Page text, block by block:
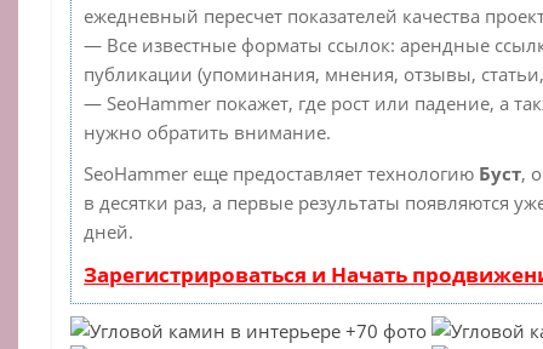
ежедневный пересчет показателей качества
— Все известные форматы ссылок: арендные
публикации (упоминания, мнения, отзывы,
— SeoHammer покажет, где рост или падение, а
нужно обратить внимание.
SeoHammer еще предоставляет технологию Буст,
в десятки раз, а первые результаты появляются
дней.
Зарегистрироваться и Начать